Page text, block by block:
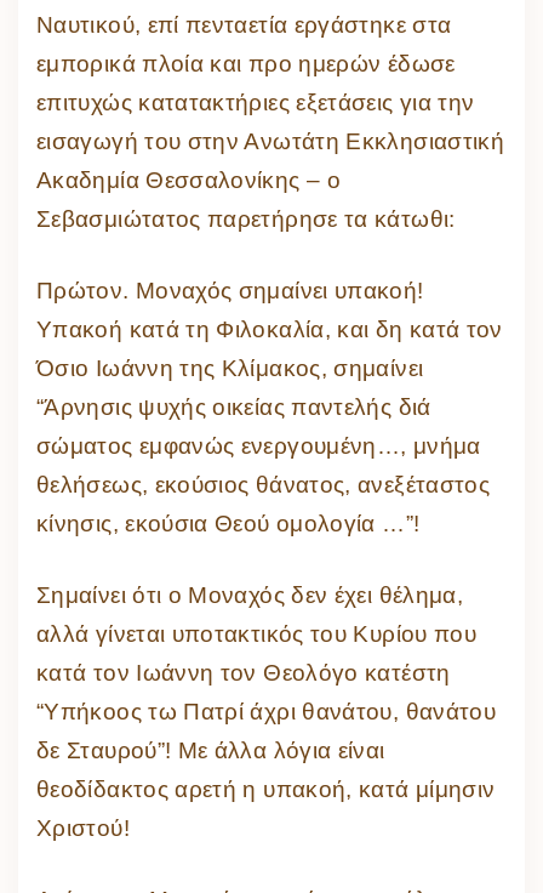
Ναυτικού, επί πενταετία εργάστηκε στα
εμπορικά πλοία και προ ημερών έδωσε
επιτυχώς κατατακτήριες εξετάσεις για την
εισαγωγή του στην Ανωτάτη Εκκλησιαστική
Ακαδημία Θεσσαλονίκης – ο
Σεβασμιώτατος παρετήρησε τα κάτωθι:
Πρώτον. Μοναχός σημαίνει υπακοή!
Υπακοή κατά τη Φιλοκαλία, και δη κατά τον
Όσιο Ιωάννη της Κλίμακος, σημαίνει
“Άρνησις ψυχής οικείας παντελής διά
σώματος εμφανώς ενεργουμένη…, μνήμα
θελήσεως, εκούσιος θάνατος, ανεξέταστος
κίνησις, εκούσια Θεού ομολογία …”!
Σημαίνει ότι ο Μοναχός δεν έχει θέλημα,
αλλά γίνεται υποτακτικός του Κυρίου που
κατά τον Ιωάννη τον Θεολόγο κατέστη
“Υπήκοος τω Πατρί άχρι θανάτου, θανάτου
δε Σταυρού”! Με άλλα λόγια είναι
θεοδίδακτος αρετή η υπακοή, κατά μίμησιν
Χριστού!